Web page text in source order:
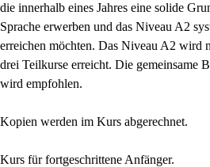
die innerhalb eines Jahres eine solide
Sprache erwerben und das Niveau A2
erreichen möchten. Das Niveau A2 wird
drei Teilkurse erreicht. Die gemeinsame
wird empfohlen.
Kopien werden im Kurs abgerechnet.
Kurs für fortgeschrittene Anfänger.